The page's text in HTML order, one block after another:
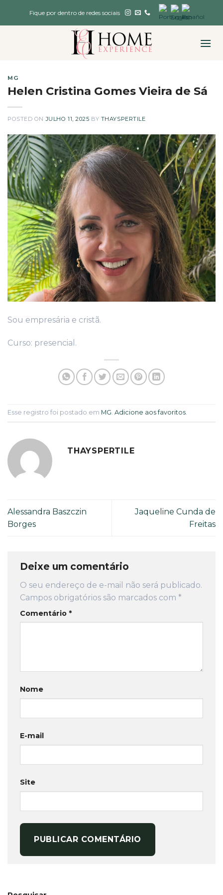
Fique por dentro de redes sociais
MG
Helen Cristina Gomes Vieira de Sá
POSTED ONJULHO 11, 2025 BY THAYSPERTILE
Sou empresária e cristã.
Curso: presencial.
Esse registro foi postado em MG. Adicione aos favoritos.
THAYSPERTILE
Alessandra Baszczin
Borges
Jaqueline Cunda de
Freitas
Deixe um comentário
O seu endereço de e-mail não será publicado.
Campos obrigatórios são marcados com *
Comentário *
Nome
E-mail
Site